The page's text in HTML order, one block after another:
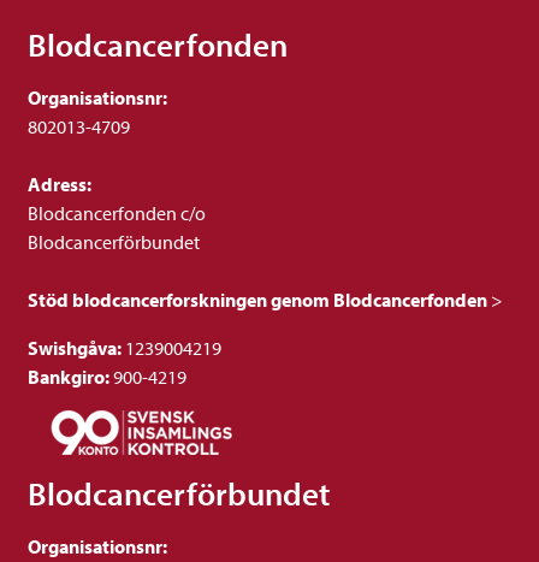
Blodcancerfonden
Organisationsnr:
802013-4709
Adress:
Blodcancerfonden c/o
Blodcancerförbundet
Stöd blodcancerforskningen genom Blodcancerfonden >
Swishgåva: 1239004219
Bankgiro:900-4219
Blodcancerförbundet
Organisationsnr: